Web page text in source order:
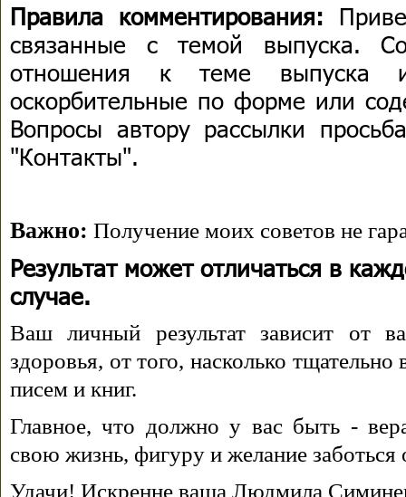
Правила комментирования:
связанные с темой выпуска.
отношения к теме выпуска
оскорбительные по форме или
Вопросы автору рассылки
"Контакты".
Важно: Получение моих советов не
Результат может отличаться в
случае.
Ваш личный результат зависит от
здоровья, от того, насколько
писем и книг.
Главное, что должно у вас быть -
свою жизнь, фигуру и желание заботься
Удачи! Искренне ваша Людмила